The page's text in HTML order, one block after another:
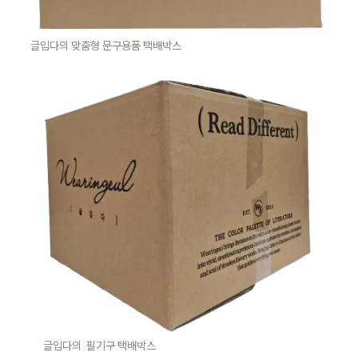
글입다의 맞춤형 문구용품 택배박스
글입다의  필기구 택배박스